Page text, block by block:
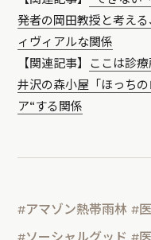
発者の岡田教授と考え
ィヴィアルな関係
【関連記事】 ここは診
井沢の森小屋「ほっち
ア“する関係
#アマゾン熱帯雨林 #